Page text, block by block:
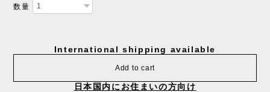
数量
International shipping available
Add to cart
日本国内にお住まいの方向け